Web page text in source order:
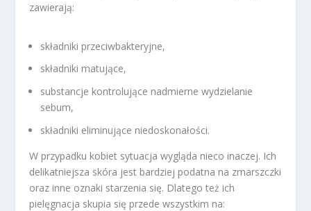
zawierają:
składniki przeciwbakteryjne,
składniki matujące,
substancje kontrolujące nadmierne wydzielanie
sebum,
składniki eliminujące niedoskonałości.
W przypadku kobiet sytuacja wygląda nieco inaczej. Ich
delikatniejsza skóra jest bardziej podatna na zmarszczki
oraz inne oznaki starzenia się. Dlatego też ich
pielęgnacja skupia się przede wszystkim na: